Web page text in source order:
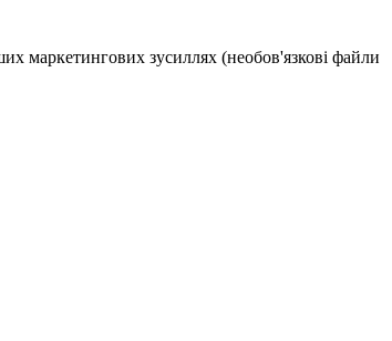
маркетингових зусиллях (необов'язкові файли